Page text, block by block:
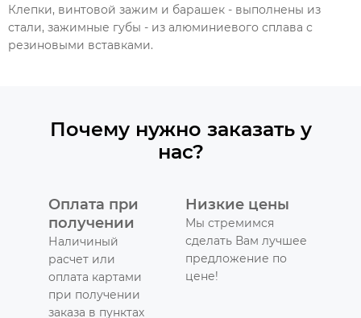
Клепки, винтовой зажим и барашек - выполнены из
стали, зажимные губы - из алюминиевого сплава с
резиновыми вставками.
Почему нужно заказать у
нас?
Оплата при
получении
Наличиный
расчет или
оплата картами
при получении
заказа в пунктах
Низкие цены
Мы стремимся
сделать Вам лучшее
предложение по
цене!